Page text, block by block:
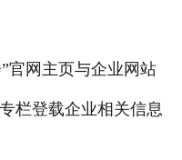
官网主页与企业网站
栏登载企业相关信息